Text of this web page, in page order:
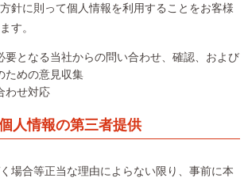
針に則って個人情報を利用することをお客様
す。
要となる当社からの問い合わせ、確認、および
ための意見収集
わせ対応
人情報の第三者提供
場合等正当な理由によらない限り、事前に本